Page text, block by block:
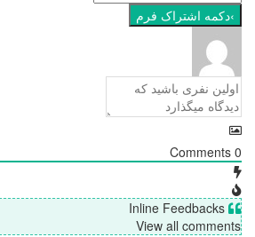
0
Comments
Inline Feedbacks
View all comments